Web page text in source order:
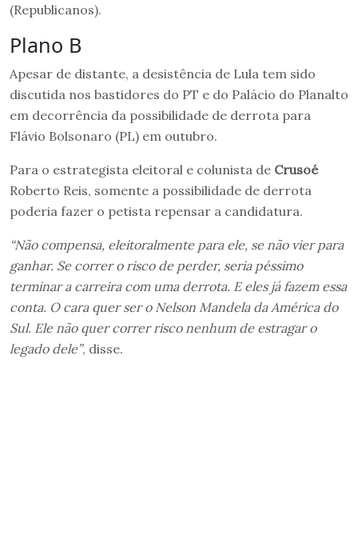
(Republicanos).
Plano B
Apesar de distante, a desistência de Lula tem sido
discutida nos bastidores do PT e do Palácio do Planalto
em decorrência da possibilidade de derrota para
Flávio Bolsonaro (PL) em outubro.
Para o estrategista eleitoral e colunista de Crusoé
Roberto Reis, somente a possibilidade de derrota
poderia fazer o petista repensar a candidatura.
“Não compensa, eleitoralmente para ele, se não vier para
ganhar. Se correr o risco de perder, seria péssimo
terminar a carreira com uma derrota. E eles já fazem essa
conta. O cara quer ser o Nelson Mandela da América do
Sul. Ele não quer correr risco nenhum de estragar o
legado dele”, disse.